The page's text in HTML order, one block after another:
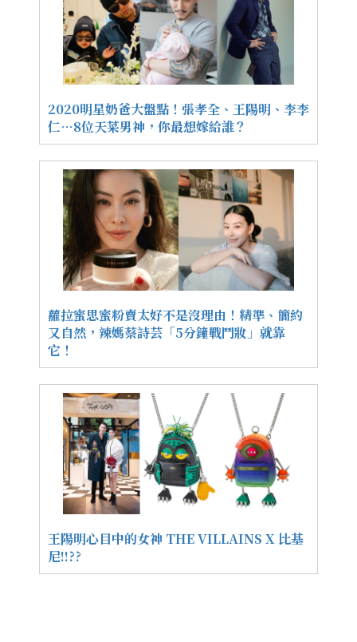
2020明星奶爸大盤點！張孝全、王陽明、李李
仁…8位天菜男神，你最想嫁給誰？
蘿拉蜜思蜜粉賣太好不是沒理由！精準、簡約
又自然，辣媽蔡詩芸「5分鐘戰鬥妝」就靠
它！
王陽明心目中的女神 THE VILLAINS X 比基
尼!!??